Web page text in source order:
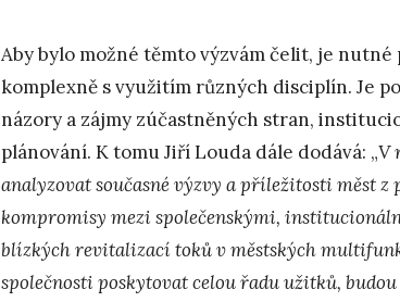
Aby bylo možné těmto výzvám čelit, je
komplexně s využitím různých disciplín. Je
názory a zájmy zúčastněných stran,
plánování. K tomu Jiří Louda dále dodává: „V
analyzovat současné výzvy a příležitosti měst
kompromisy mezi společenskými,
blízkých revitalizací toků v městských
společnosti poskytovat celou řadu užitků,